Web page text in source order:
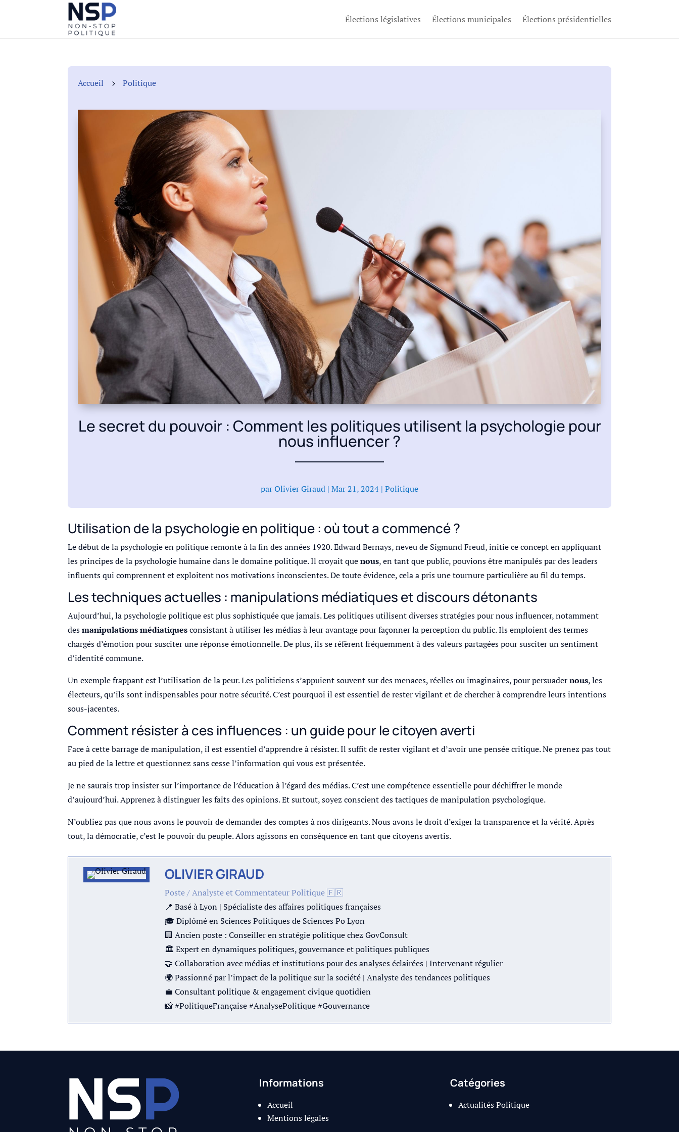
Élections législatives Élections municipales Élections présidentielles
Accueil 5 Politique
Le secret du pouvoir : Comment les politiques utilisent la psychologie pour
nous influencer ?
parOlivier Giraud | Mar 21, 2024 | Politique
Utilisation de la psychologie en politique : où tout a commencé ?
Le début de la psychologie en politique remonte à la fin des années 1920. Edward Bernays, neveu de Sigmund Freud, initie ce concept en appliquant
les principes de la psychologie humaine dans le domaine politique. Il croyait quenous, en tant que public, pouvions être manipulés par des leaders
influents qui comprennent et exploitent nos motivations inconscientes. De toute évidence, cela a pris une tournure particulière au fil du temps.
Les techniques actuelles : manipulations médiatiques et discours détonants
Aujourd’hui, la psychologie politique est plus sophistiquée que jamais. Les politiques utilisent diverses stratégies pour nous influencer, notamment
desmanipulations médiatiquesconsistant à utiliser les médias à leur avantage pour façonner la perception du public. Ils emploient des termes
chargés d’émotion pour susciter une réponse émotionnelle. De plus, ils se réfèrent fréquemment à des valeurs partagées pour susciter un sentiment
d’identité commune.
Un exemple frappant est l’utilisation de la peur. Les politiciens s’appuient souvent sur des menaces, réelles ou imaginaires, pour persuadernous, les
électeurs, qu’ils sont indispensables pour notre sécurité. C’est pourquoi il est essentiel de rester vigilant et de chercher à comprendre leurs intentions
sous-jacentes.
Comment résister à ces influences : un guide pour le citoyen averti
Face à cette barrage de manipulation, il est essentiel d’apprendre à résister. Il suffit de rester vigilant et d’avoir une pensée critique. Ne prenez pas tout
au pied de la lettre et questionnez sans cesse l’information qui vous est présentée.
Je ne saurais trop insister sur l’importance de l’éducation à l’égard des médias. C’est une compétence essentielle pour déchiffrer le monde
d’aujourd’hui. Apprenez à distinguer les faits des opinions. Et surtout, soyez conscient des tactiques de manipulation psychologique.
N’oubliez pas que nous avons le pouvoir de demander des comptes à nos dirigeants. Nous avons le droit d’exiger la transparence et la vérité. Après
tout, la démocratie, c’est le pouvoir du peuple. Alors agissons en conséquence en tant que citoyens avertis.
OLIVIER GIRAUD
Poste / Analyste et Commentateur Politique 🇫🇷
📍 Basé à Lyon | Spécialiste des affaires politiques françaises
🎓 Diplômé en Sciences Politiques de Sciences Po Lyon
🏢 Ancien poste : Conseiller en stratégie politique chez GovConsult
🏛 Expert en dynamiques politiques, gouvernance et politiques publiques
🤝 Collaboration avec médias et institutions pour des analyses éclairées | Intervenant régulier
🌍 Passionné par l’impact de la politique sur la société | Analyste des tendances politiques
💼 Consultant politique & engagement civique quotidien
📸 #PolitiqueFrançaise #AnalysePolitique #Gouvernance
Informations
Accueil
Mentions légales
Catégories
Actualités Politique